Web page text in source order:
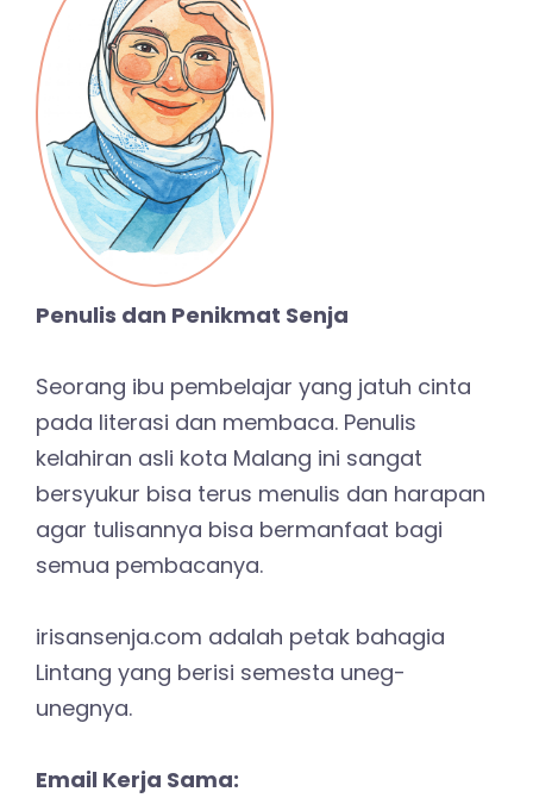
Penulis dan Penikmat Senja
Seorang ibu pembelajar yang jatuh cinta
pada literasi dan membaca. Penulis
kelahiran asli kota Malang ini sangat
bersyukur bisa terus menulis dan harapan
agar tulisannya bisa bermanfaat bagi
semua pembacanya.
irisansenja.com adalah petak bahagia
Lintang yang berisi semesta uneg-
unegnya.
Email Kerja Sama: